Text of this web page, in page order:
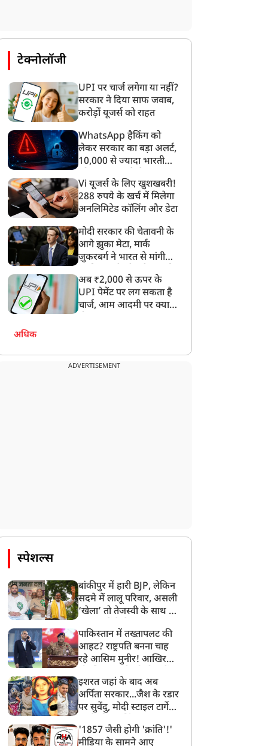
टेक्नोलॉजी
UPI पर चार्ज लगेगा या नहीं?
सरकार ने दिया साफ जवाब,
करोड़ों यूजर्स को राहत
WhatsApp हैकिंग को
लेकर सरकार का बड़ा अलर्ट,
10,000 से ज्यादा भारतीयों
गया
Vi यूजर्स के लिए खुशखबरी!
288 रुपये के खर्च में मिलेगा
अनलिमिटेड कॉलिंग और डेटा
मोदी सरकार की चेतावनी के
आगे झुका मेटा, मार्क
ज़ुकरबर्ग ने भारत से मांगी
अब ₹2,000 से ऊपर के
UPI पेमेंट पर लग सकता है
चार्ज, आम आदमी पर क्या
अधिक
ADVERTISEMENT
स्पेशल्स
बांकीपुर में हारी BJP, लेकिन
सदमे में लालू परिवार, असली
‘खेला’ तो तेजस्वी के साथ हो
पाकिस्तान में तख्तापलट की
आहट? राष्ट्रपति बनना चाह
रहे आसिम मुनीर! आखिर
बनाया मोहरा?
इशरत जहां के बाद अब
अर्पिता सरकार...जैश के रडार
पर सुवेंदु, मोदी स्टाइल टार्गेट
बड़ा एक्शन!
'1857 जैसी होगी 'क्रांति'!'
मीडिया के सामने आए